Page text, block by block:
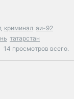
криминал аи-92
татарстан
14 просмотров всего.